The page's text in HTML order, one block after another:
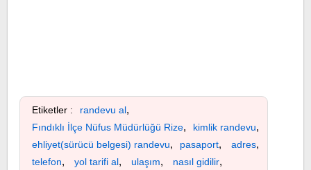
Etiketler : randevu al,
Fındıklı İlçe Nüfus Müdürlüğü Rize, kimlik randevu,
ehliyet(sürücü belgesi) randevu, pasaport, adres,
telefon, yol tarifi al, ulaşım, nasıl gidilir,